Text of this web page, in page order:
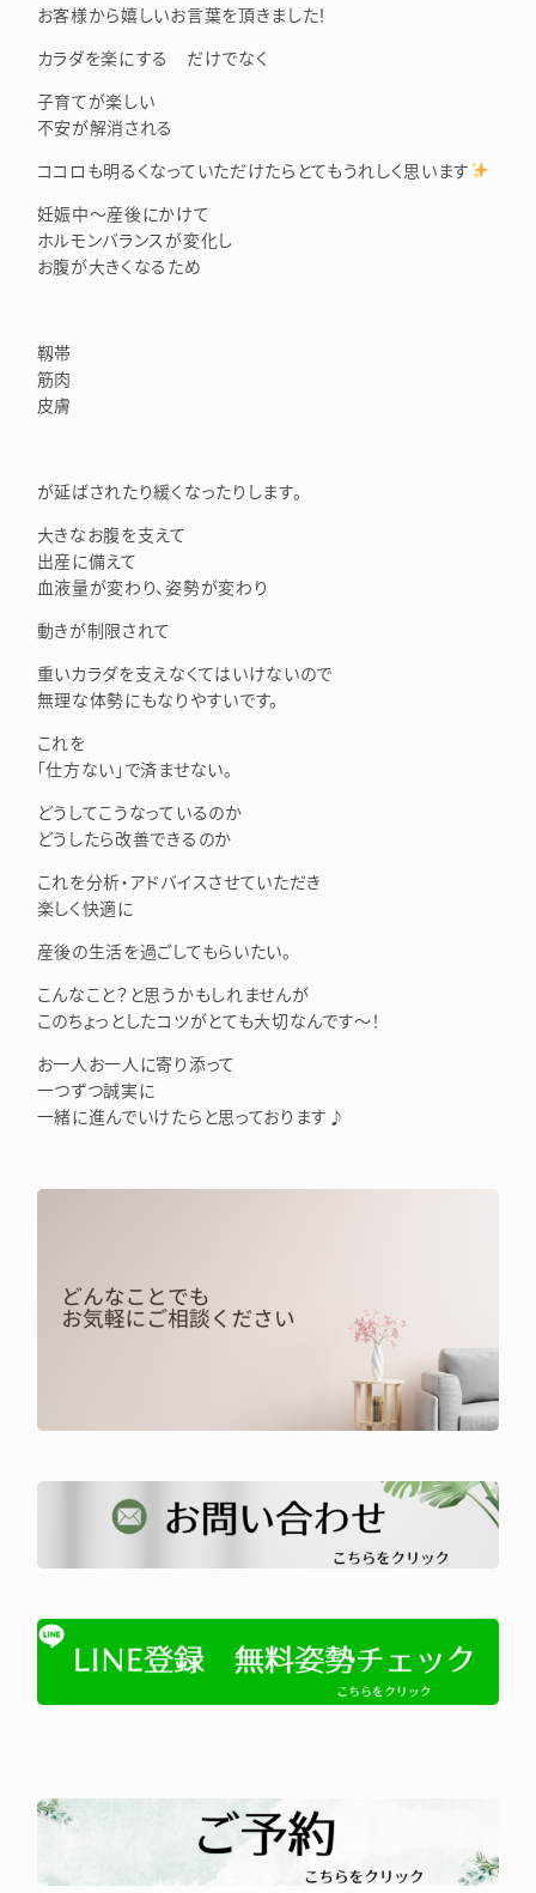
お客様から嬉しいお言葉を頂きました！
カラダを楽にする だけでなく
子育てが楽しい
不安が解消される
ココロも明るくなっていただけたらとてもうれしく思います
妊娠中～産後にかけて
ホルモンバランスが変化し
お腹が大きくなるため
靱帯
筋肉
皮膚
が延ばされたり緩くなったりします。
大きなお腹を支えて
出産に備えて
血液量が変わり、姿勢が変わり
動きが制限されて
重いカラダを支えなくてはいけないので
無理な体勢にもなりやすいです。
これを
「仕方ない」で済ませない。
どうしてこうなっているのか
どうしたら改善できるのか
これを分析・アドバイスさせていただき
楽しく快適に
産後の生活を過ごしてもらいたい。
こんなこと？と思うかもしれませんが
このちょっとしたコツがとても大切なんです～！
お一人お一人に寄り添って
一つずつ誠実に
一緒に進んでいけたらと思っております♪